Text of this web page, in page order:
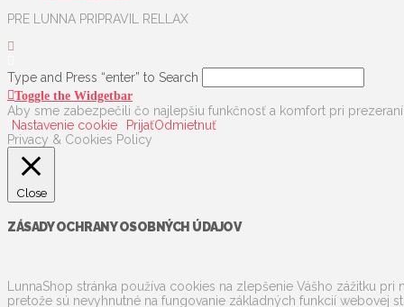
PRE LUNNA PRIPRAVIL RELLAX
Type and Press “enter” to Search
Toggle the Widgetbar
Aby sme zabezpečili čo najlepšiu funkčnosť a komfort pri prezeraní
Nastavenie cookie
PrijaťOdmietnuť
Privacy & Cookies Policy
Close
ZÁSADY OCHRANY OSOBNÝCH ÚDAJOV
LunnaShop stránka používa cookies na zlepšenie Vášho zážitku
pretože sú nevyhnutné na fungovanie základných funkcií webovej